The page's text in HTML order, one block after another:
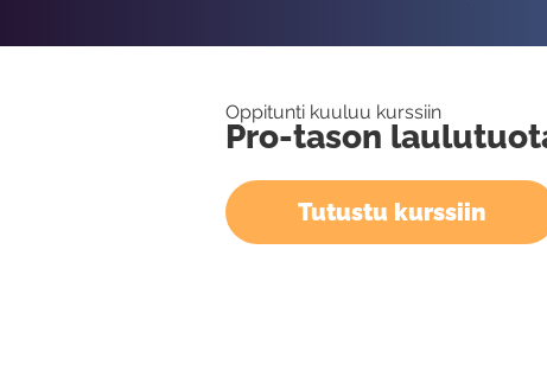
Oppitunti kuuluu kurssiin
Pro-tason
Tutustu kurssiin